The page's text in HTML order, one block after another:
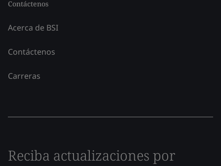
Contáctenos
Acerca de BSI
Contáctenos
Carreras
Reciba actualizaciones por